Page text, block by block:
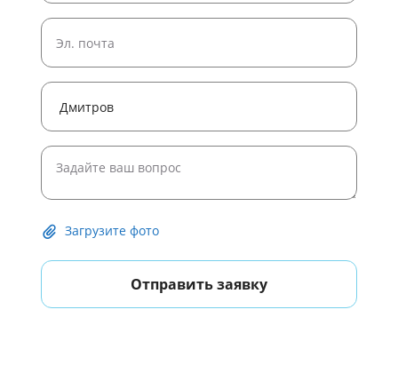
Печать плакатов и постеров
Печать черно белых постеров
Печать плакатов формата A1
Печать плакатов формата A0
Печать постера 50 на 50 на заказ
Печать постеров на холсте
Загрузите фото
Отправить заявку